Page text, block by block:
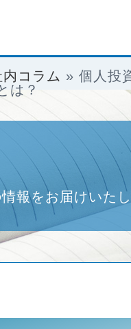
内コラム » 個人投
は？
報をお届けいた